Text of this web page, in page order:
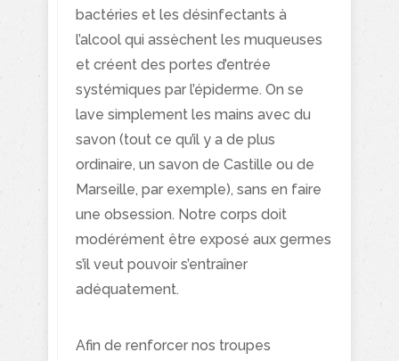
bactéries et les désinfectants à
l’alcool qui assèchent les muqueuses
et créent des portes d’entrée
systémiques par l’épiderme. On se
lave simplement les mains avec du
savon (tout ce qu’il y a de plus
ordinaire, un savon de Castille ou de
Marseille, par exemple), sans en faire
une obsession. Notre corps doit
modérément être exposé aux germes
s’il veut pouvoir s’entraîner
adéquatement.
Afin de renforcer nos troupes